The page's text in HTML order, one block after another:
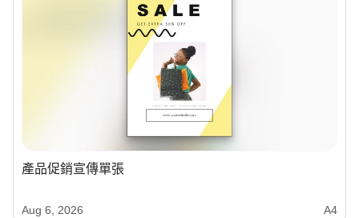
產品促銷宣傳單張
Aug 6, 2026 A4